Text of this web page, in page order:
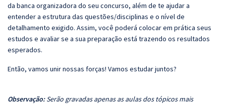
da banca organizadora do seu concurso, além de te ajudar a
entender a estrutura das questões/disciplinas e o nível de
detalhamento exigido. Assim, você poderá colocar em prática seus
estudos e avaliar se a sua preparação está trazendo os resultados
esperados.
Então, vamos unir nossas forças! Vamos estudar juntos?
Observação:Serão gravadas apenas as aulas dos tópicos mais